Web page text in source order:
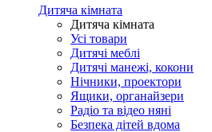
Дитяча кімната
Дитяча кімната
Усі товари
Дитячі меблі
Дитячі манежі, кокони
Нічники, проектори
Ящики, органайзери
Радіо та відео няні
Безпека дітей вдома